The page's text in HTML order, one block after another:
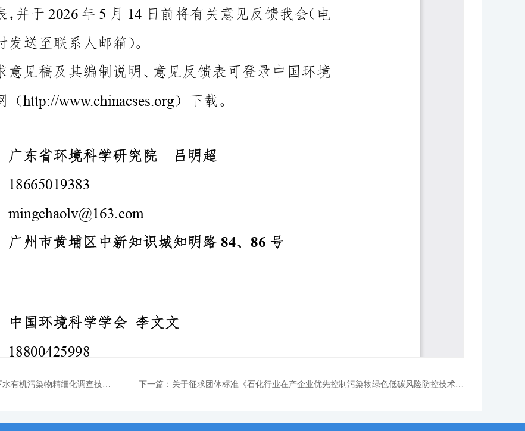
上一篇：关于征求团体标准《石化行业在产企业土壤及地下水有机污染物精细化调查技术指南（征求意见稿）》意见的函 下一篇：关于征求团体标准《石化行业在产企业优先控制污染物绿色低碳风险防控技术指南（征求意见稿）》意见的函